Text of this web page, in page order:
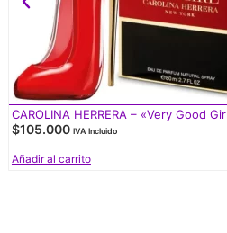
CAROLINA HERRERA – «Very Good
$105.000 IVA Incluido
Añadir al carrito